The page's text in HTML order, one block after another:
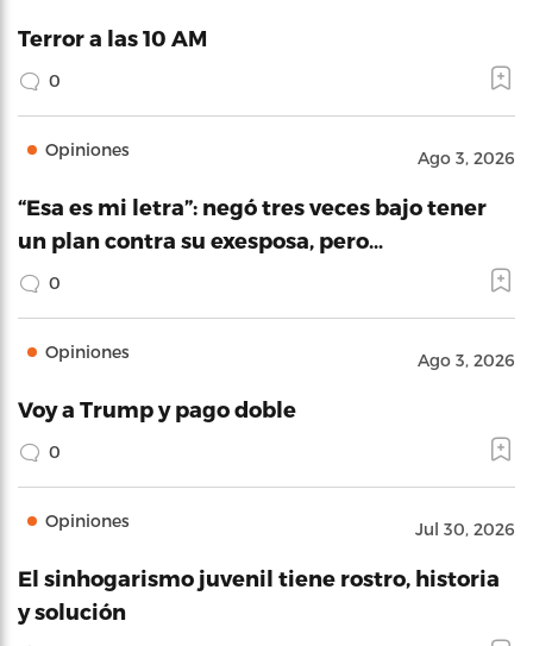
Terror a las 10 AM
0
Opiniones Ago 3, 2026
“Esa es mi letra”: negó tres veces bajo tener
un plan contra su exesposa, pero…
0
Opiniones Ago 3, 2026
Voy a Trump y pago doble
0
Opiniones Jul 30, 2026
El sinhogarismo juvenil tiene rostro, historia
y solución